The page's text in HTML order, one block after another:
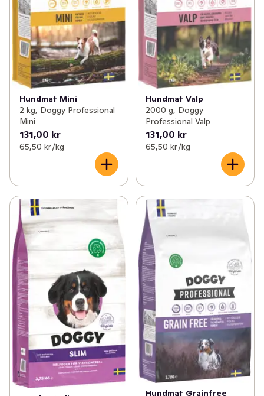
Hundmat Mini
2 kg, Doggy Professional
Mini
131,00 kr
65,50 kr /kg
Hundmat Valp
2000 g, Doggy
Professional Valp
131,00 kr
65,50 kr /kg
Hundmat Grainfree